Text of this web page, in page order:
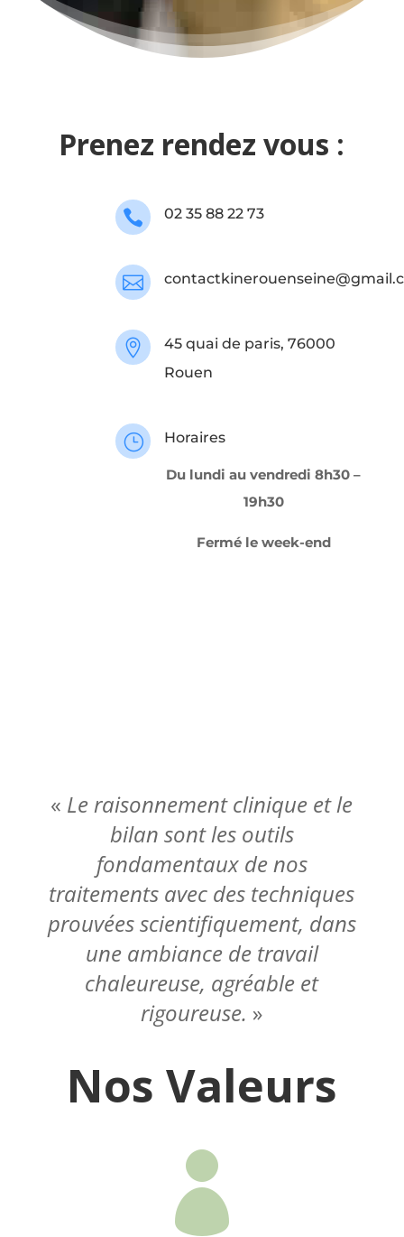
Prenez rendez vous :
 02 35 88 22 73


45 quai de paris, 76000
Rouen
} Horaires
Du lundi au vendredi 8h30 –
19h30
Fermé le week-end
« Le raisonnement clinique et le
bilan sont les outils
fondamentaux de nos
traitements avec des techniques
prouvées scientifiquement, dans
une ambiance de travail
chaleureuse, agréable et
rigoureuse. »
Nos Valeurs
